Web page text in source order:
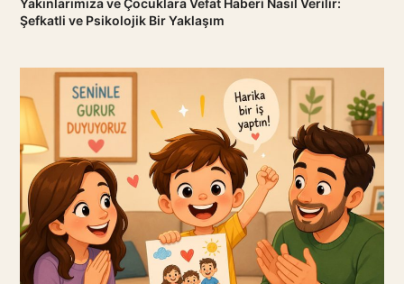
Yakınlarımıza ve Çocuklara Vefat Haberi Nasıl Verilir:
Şefkatli ve Psikolojik Bir Yaklaşım